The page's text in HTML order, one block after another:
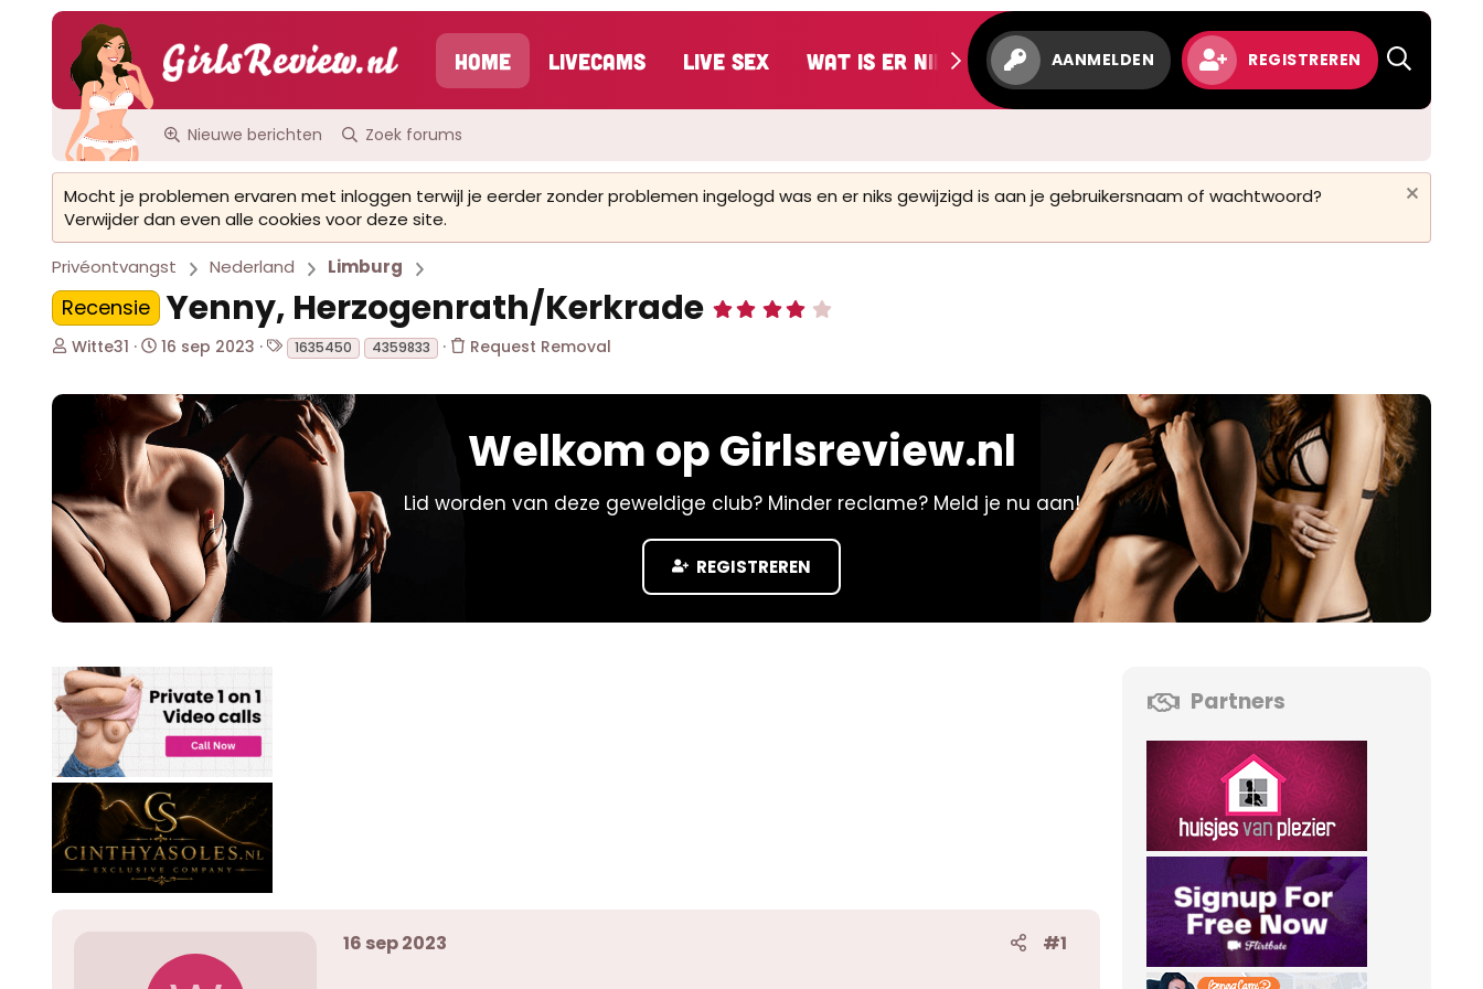
Home LiveCams Live Sex Wat is er nieuw AANMELDEN REGISTREREN
Nieuwe berichten Zoek forums
Mocht je problemen ervaren met inloggen terwijl je eerder zonder problemen ingelogd was en er niks gewijzigd is aan je gebruikersnaam of wachtwoord?
Verwijder dan even alle cookies voor deze site.
Privéontvangst Nederland Limburg
Recensie Yenny, Herzogenrath/Kerkrade
t
(
r
n
O
r
p
s
t
a
t
Witte31
S
r
t
d
a
t
u
m
16 sep 2023
T
a
s
1635450 4359833 Request Removal
Welkom op Girlsreview.nl
Lid worden van deze geweldige club? Minder reclame? Meld je nu aan!
REGISTREREN
16 sep 2023 #1
Partners